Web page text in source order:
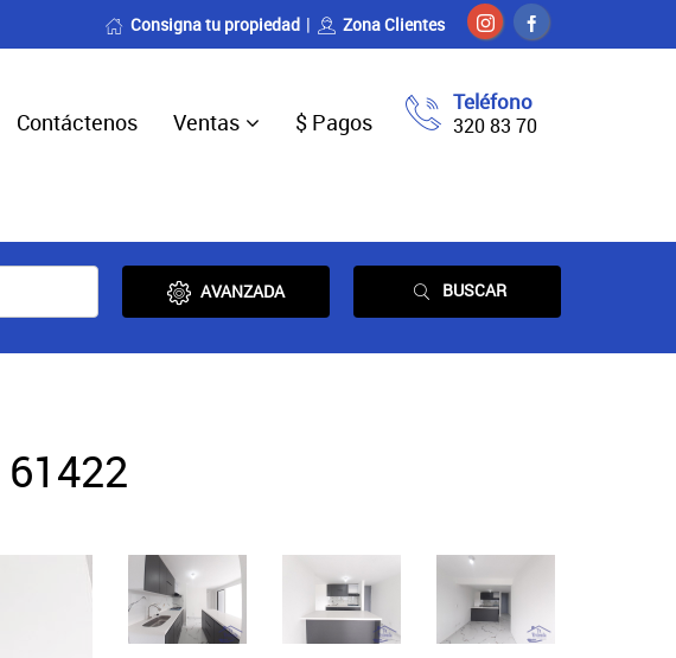
Consigna tu propiedad Zona Clientes
Teléfono
320 83 70
Contáctenos Ventas $ Pagos
AVANZADA BUSCAR
61422